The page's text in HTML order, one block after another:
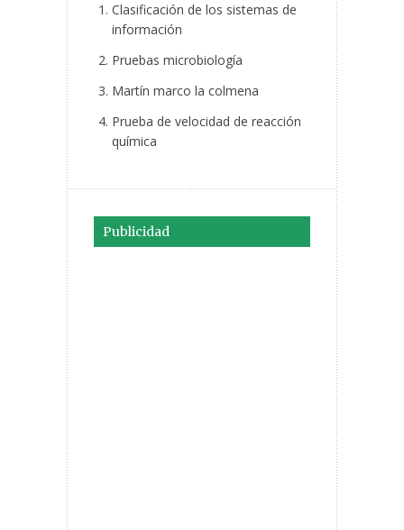
Clasificación de los sistemas de
información
Pruebas microbiología
Martín marco la colmena
Prueba de velocidad de reacción
química
Publicidad